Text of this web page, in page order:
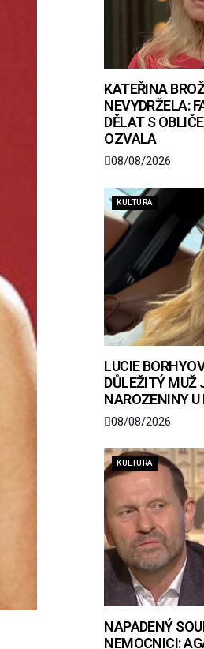
KATEŘINA
NEVYDRŽELA:
DĚLAT S
OZVALA
08/08/2026
KULTURA
LUCIE
DŮLEŽITÝ MUŽ
NAROZENINY U
08/08/2026
KULTURA
NAPADENÝ
NEMOCNICI: